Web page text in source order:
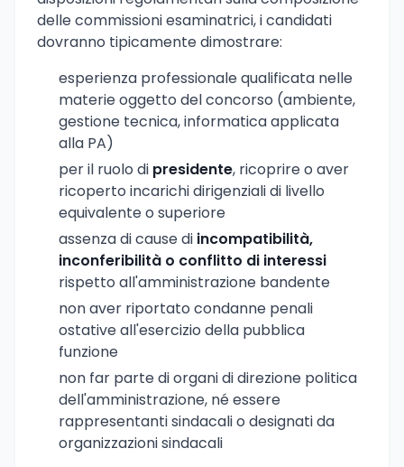
delle commissioni esaminatrici, i candidati
dovranno tipicamente dimostrare:
esperienza professionale qualificata nelle
materie oggetto del concorso (ambiente,
gestione tecnica, informatica applicata
alla PA)
per il ruolo di presidente, ricoprire o aver
ricoperto incarichi dirigenziali di livello
equivalente o superiore
assenza di cause di incompatibilità,
inconferibilità o conflitto di interessi
rispetto all'amministrazione bandente
non aver riportato condanne penali
ostative all'esercizio della pubblica
funzione
non far parte di organi di direzione politica
dell'amministrazione, né essere
rappresentanti sindacali o designati da
organizzazioni sindacali